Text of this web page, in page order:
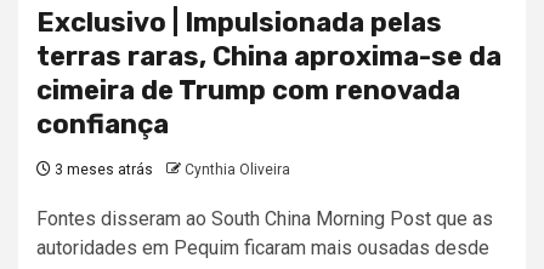
Exclusivo | Impulsionada pelas
terras raras, China aproxima-se da
cimeira de Trump com renovada
confiança
3 meses atrás Cynthia Oliveira
Fontes disseram ao South China Morning Post que as
autoridades em Pequim ficaram mais ousadas desde